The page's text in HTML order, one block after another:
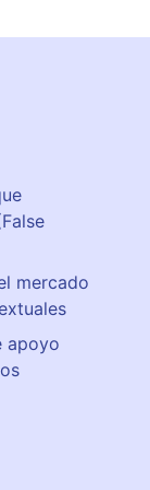
mercado
apoyo